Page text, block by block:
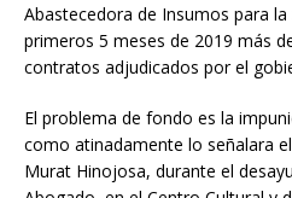
Abastecedora de Insumos para
primeros 5 meses de 2019 más
contratos adjudicados por el
El problema de fondo es la
como atinadamente lo señalara
Murat Hinojosa, durante el